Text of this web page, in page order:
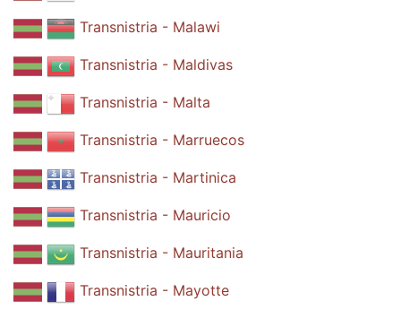
Transnistria - Malawi
Transnistria - Maldivas
Transnistria - Malta
Transnistria - Marruecos
Transnistria - Martinica
Transnistria - Mauricio
Transnistria - Mauritania
Transnistria - Mayotte